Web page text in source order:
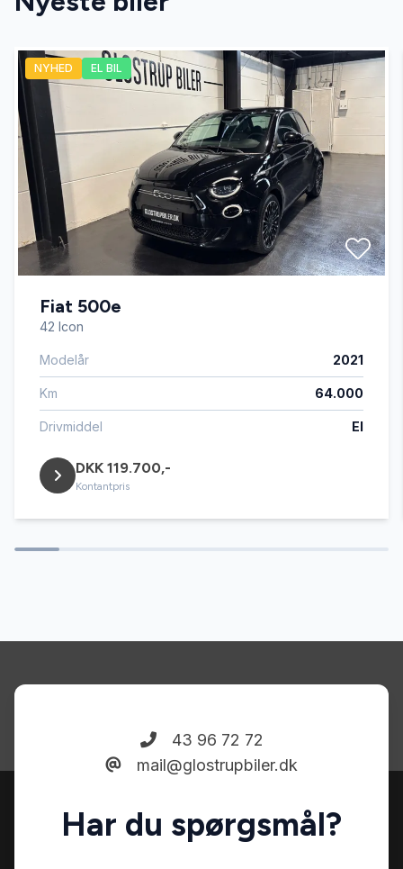
NYHED EL BIL
Fiat 500e
42 Icon
Modelår 2021
Km 64.000
Drivmiddel El
DKK 119.700,-
Kontantpris
43 96 72 72
mail@glostrupbiler.dk
Har du spørgsmål?